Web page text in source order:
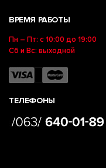
ВРЕМЯ РАБОТЫ
Пн – Пт: с 10:00 до 19:00
Сб и Вс: выходной
ТЕЛЕФОНЫ